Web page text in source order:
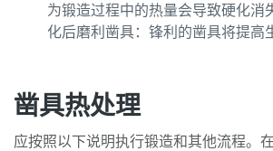
查看我们的行业
查看全部
为锻造过程中的热量会导致硬化消
化后磨利凿具：锋利的凿具将提高
凿具热处理
应按照以下说明执行锻造和其他流程。